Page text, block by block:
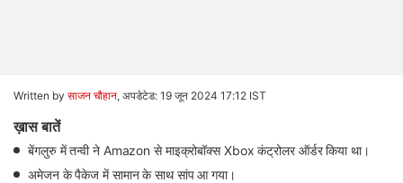
Written by साजन चौहान, अपडेटेड: 19 जून 2024 17:12 IST
ख़ास बातें
बेंगलुरु में तन्वी ने Amazon से माइक्रोबॉक्स Xbox कंट्रोलर ऑर्डर किया था।
अमेजन के पैकेज में सामान के साथ सांप आ गया।